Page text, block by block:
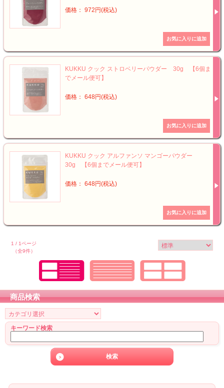
価格： 972円(税込)
KUKKU クック ストロベリーパウダー 30g 【6個ま
でメール便可】
価格： 648円(税込)
KUKKU クック アルファンソ マンゴーパウダー
30g 【6個までメール便可】
価格： 648円(税込)
1 / 1ページ
（全9件）
商品検索
キーワード検索